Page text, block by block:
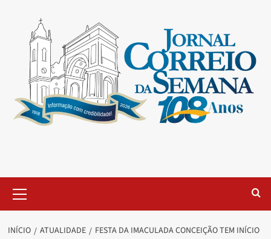
INÍCIO ATUALIDADE
FESTA DA IMACULADA CONCEIÇÃO TEM INÍCIO